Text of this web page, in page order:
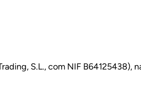
S.L., com NIF B64125438),